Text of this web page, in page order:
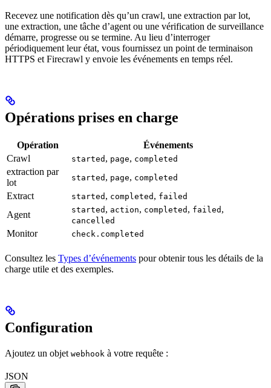
Recevez une notification dès qu’un crawl, une extraction par lot,
une extraction, une tâche d’agent ou une vérification de surveillance
démarre, progresse ou se termine. Au lieu d’interroger
périodiquement leur état, vous fournissez un point de terminaison
HTTPS et Firecrawl y envoie les événements en temps réel.
Opérations prises en charge
Opération
Événements
Crawl
started , page, completed
extraction par
lot
started , page, completed
Extract started , completed , failed
Agent started , action, completed , failed ,
cancelled
Monitor check.completed
Consultez les Types d’événements pour obtenir tous les détails de la
charge utile et des exemples.
Configuration
Ajoutez un objet webhook à votre requête :
JSON